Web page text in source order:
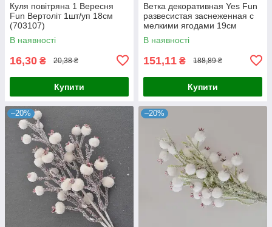
Куля повітряна 1 Вересня
Fun Вертоліт 1шт/уп 18см
(703107)
В наявності
16,30 ₴ 20,38 ₴
Купити
Ветка декоративная Yes Fun
развесистая заснеженная с
мелкими ягодами 19см
(973257)
В наявності
151,11 ₴ 188,89 ₴
Купити
–20% –20%